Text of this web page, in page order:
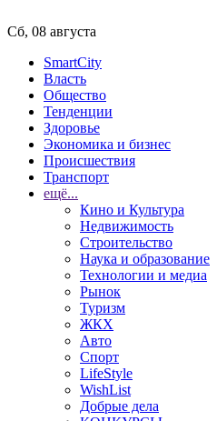
Сб, 08 августа
SmartCity
Власть
Общество
Тенденции
Здоровье
Экономика и бизнес
Происшествия
Транспорт
ещё...
Кино и Культура
Недвижимость
Строительство
Наука и образование
Технологии и медиа
Рынок
Туризм
ЖКХ
Авто
Спорт
LifeStyle
WishList
Добрые дела